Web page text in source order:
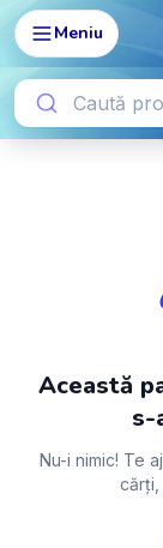
Meniu
Această
s-
Nu-i nimic! Te
cărți,